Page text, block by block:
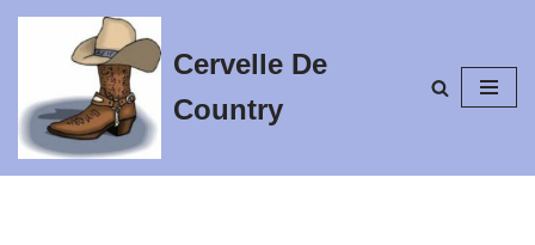
contenu
Cervelle De
Country